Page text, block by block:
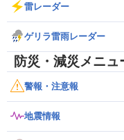
雷レーダー
ゲリラ雷雨レーダー
防災・減災メニュ
警報・注意報
地震情報